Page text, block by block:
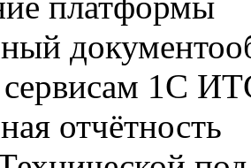
1С
отчётность